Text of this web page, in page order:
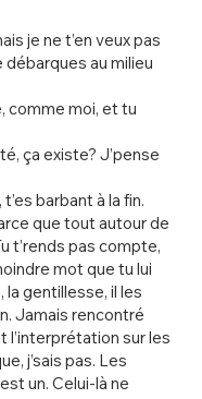
je ne t’en veux pas
débarques au milieu
moi, et tu
ça existe? J’pense
barbant à la fin.
que tout autour de
t’rends pas compte,
mot que tu lui
la gentillesse, il les
Jamais rencontré
l’interprétation sur les
j’sais pas. Les
un. Celui-là ne